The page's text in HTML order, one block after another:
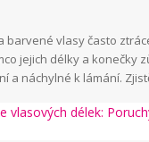
barvené vlasy často
jejich délky a konečky
a náchylné k lámání.